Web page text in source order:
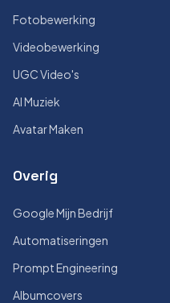
Fotobewerking
Videobewerking
UGC Video's
AI Muziek
Avatar Maken
Overig
Google Mijn Bedrijf
Automatiseringen
Prompt Engineering
Albumcovers